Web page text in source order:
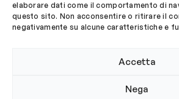
elaborare dati come il comportamento di
questo sito. Non acconsentire o ritirare il
negativamente su alcune caratteristiche e
Accetta
Nega
Segui OBLA su